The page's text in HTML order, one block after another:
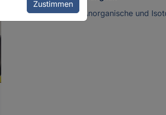
Sektion 3.1 Anorganische und
Zustimmen